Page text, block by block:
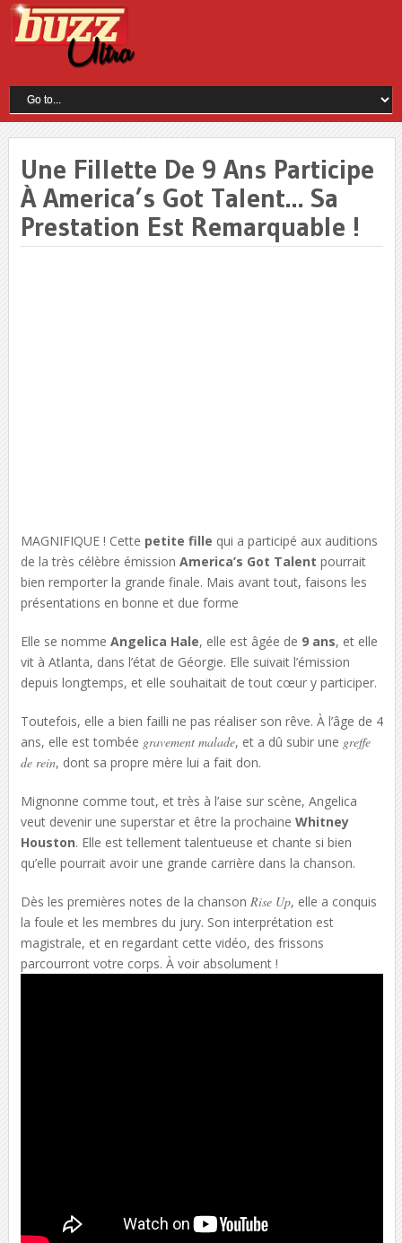
Une Fillette De 9 Ans Participe
À America’s Got Talent… Sa
Prestation Est Remarquable !
MAGNIFIQUE ! Cette petite fille qui a participé aux auditions
de la très célèbre émission America’s Got Talent pourrait
bien remporter la grande finale. Mais avant tout, faisons les
présentations en bonne et due forme
Elle se nomme Angelica Hale, elle est âgée de 9 ans, et elle
vit à Atlanta, dans l’état de Géorgie. Elle suivait l’émission
depuis longtemps, et elle souhaitait de tout cœur y participer.
Toutefois, elle a bien failli ne pas réaliser son rêve. À l’âge de 4
ans, elle est tombée gravement malade, et a dû subir une greffe
de rein, dont sa propre mère lui a fait don.
Mignonne comme tout, et très à l’aise sur scène, Angelica
veut devenir une superstar et être la prochaine Whitney
Houston. Elle est tellement talentueuse et chante si bien
qu’elle pourrait avoir une grande carrière dans la chanson.
Dès les premières notes de la chanson Rise Up, elle a conquis
la foule et les membres du jury. Son interprétation est
magistrale, et en regardant cette vidéo, des frissons
parcourront votre corps. À voir absolument !